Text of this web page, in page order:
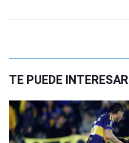
TE PUEDE INTERESAR